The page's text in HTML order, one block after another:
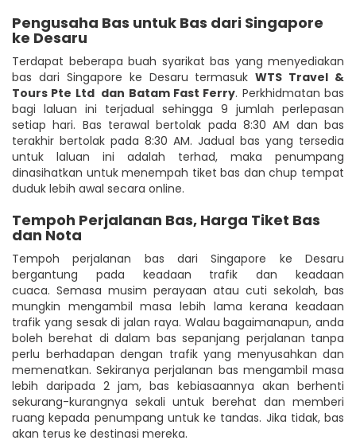
Pengusaha Bas untuk Bas dari Singapore
ke Desaru
Terdapat beberapa buah syarikat bas yang menyediakan
bas dari Singapore ke Desaru termasukWTS Travel &
Tours Pte Ltd dan Batam Fast Ferry. Perkhidmatan bas
bagi laluan ini terjadual sehingga 9 jumlah perlepasan
setiap hari. Bas terawal bertolak pada 8:30 AM dan bas
terakhir bertolak pada 8:30 AM. Jadual bas yang tersedia
untuk laluan ini adalah terhad, maka penumpang
dinasihatkan untuk menempah tiket bas dan chup tempat
duduk lebih awal secara online.
Tempoh Perjalanan Bas, Harga Tiket Bas
dan Nota
Tempoh perjalanan bas dari Singapore ke Desaru
bergantung pada keadaan trafik dan keadaan
cuaca. Semasa musim perayaan atau cuti sekolah, bas
mungkin mengambil masa lebih lama kerana keadaan
trafik yang sesak di jalan raya. Walau bagaimanapun, anda
boleh berehat di dalam bas sepanjang perjalanan tanpa
perlu berhadapan dengan trafik yang menyusahkan dan
memenatkan. Sekiranya perjalanan bas mengambil masa
lebih daripada 2 jam, bas kebiasaannya akan berhenti
sekurang-kurangnya sekali untuk berehat dan memberi
ruang kepada penumpang untuk ke tandas. Jika tidak, bas
akan terus ke destinasi mereka.